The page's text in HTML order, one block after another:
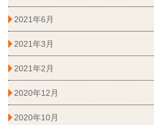
2021年6月
2021年3月
2021年2月
2020年12月
2020年10月